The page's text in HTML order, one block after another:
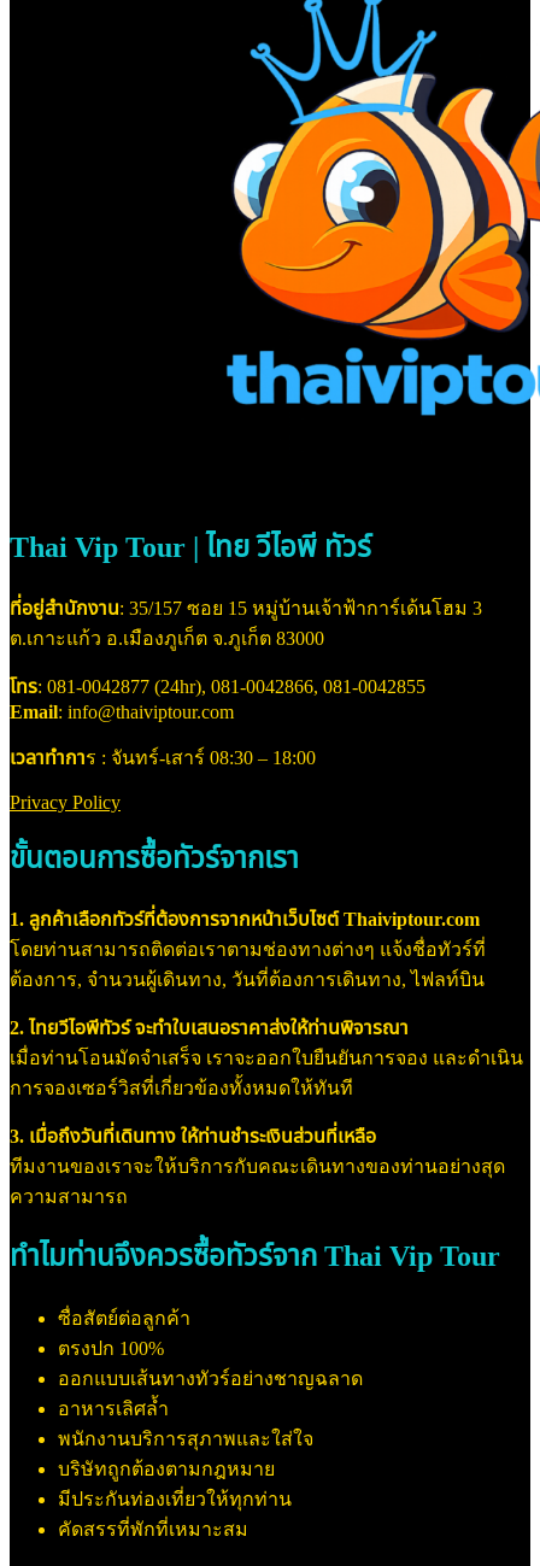
Thai Vip Tour | ไทย วีไอพี ทัวร์
ที่อยู่สำนักงาน: 35/157 ซอย 15 หมู่บ้านเจ้าฟ้าการ์เด้นโฮม 3
ต.เกาะแก้ว อ.เมืองภูเก็ต จ.ภูเก็ต 83000
โทร: 081-0042877 (24hr), 081-0042866, 081-0042855
Email: info@thaiviptour.com
เวลาทำการ : จันทร์-เสาร์ 08:30 – 18:00
Privacy Policy
ขั้นตอนการซื้อทัวร์จากเรา
1. ลูกค้าเลือกทัวร์ที่ต้องการจากหน้าเว็บไซต์ Thaiviptour.com
โดยท่านสามารถติดต่อเราตามช่องทางต่างๆ แจ้งชื่อทัวร์ที่
ต้องการ, จำนวนผู้เดินทาง, วันที่ต้องการเดินทาง, ไฟลท์บิน
2. ไทยวีไอพีทัวร์ จะทำใบเสนอราคาส่งให้ท่านพิจารณา
เมื่อท่านโอนมัดจำเสร็จ เราจะออกใบยืนยันการจอง และดำเนิน
การจองเซอร์วิสที่เกี่ยวข้องทั้งหมดให้ทันที
3. เมื่อถึงวันที่เดินทาง ให้ท่านชำระเงินส่วนที่เหลือ
ทีมงานของเราจะให้บริการกับคณะเดินทางของท่านอย่างสุด
ความสามารถ
ทำไมท่านจึงควรซื้อทัวร์จาก Thai Vip Tour
ซื่อสัตย์ต่อลูกค้า
ตรงปก 100%
ออกแบบเส้นทางทัวร์อย่างชาญฉลาด
อาหารเลิศล้ำ
พนักงานบริการสุภาพและใส่ใจ
บริษัทถูกต้องตามกฎหมาย
มีประกันท่องเที่ยวให้ทุกท่าน
คัดสรรที่พักที่เหมาะสม